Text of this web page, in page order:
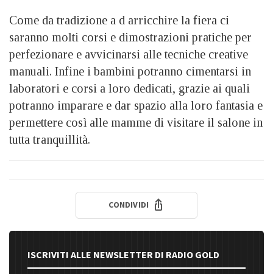
Come da tradizione a d arricchire la fiera ci
saranno molti corsi e dimostrazioni pratiche per
perfezionare e avvicinarsi alle tecniche creative
manuali. Infine i bambini potranno cimentarsi in
laboratori e corsi a loro dedicati, grazie ai quali
potranno imparare e dar spazio alla loro fantasia e
permettere così alle mamme di visitare il salone in
tutta tranquillità.
CONDIVIDI
ISCRIVITI ALLE NEWSLETTER DI RADIO GOLD